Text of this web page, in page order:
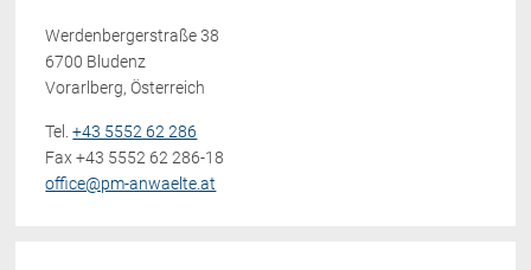
Werdenbergerstraße 38
6700 Bludenz
Vorarlberg, Österreich
Tel.+43 5552 62 286
Fax +43 5552 62 286-18
office@pm-anwaelte.at